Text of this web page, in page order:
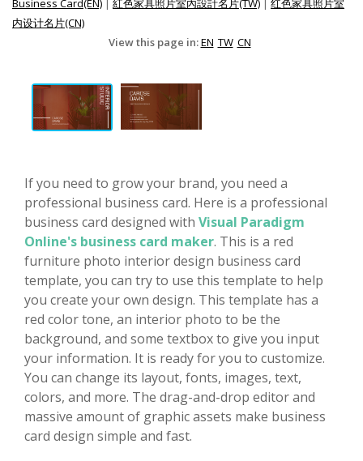
Business Card(EN) | 紅色家具照片室內設計名片(TW) | 红色家具照片室
内设计名片(CN)
View this page in:EN TW CN
If you need to grow your brand, you need a
professional business card. Here is a professional
business card designed with Visual Paradigm
Online's business card maker. This is a red
furniture photo interior design business card
template, you can try to use this template to help
you create your own design. This template has a
red color tone, an interior photo to be the
background, and some textbox to give you input
your information. It is ready for you to customize.
You can change its layout, fonts, images, text,
colors, and more. The drag-and-drop editor and
massive amount of graphic assets make business
card design simple and fast.